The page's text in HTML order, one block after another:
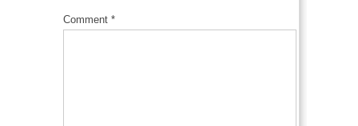
Comment *